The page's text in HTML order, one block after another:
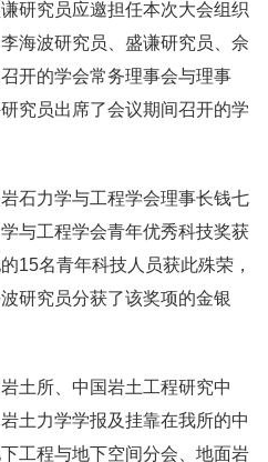
研究员应邀担任本次大会组织
海波研究员、盛谦研究员、佘
开的学会常务理事会与理事
究员出席了会议期间召开的学
力学与工程学会理事长钱七
与工程学会青年优秀科技奖获
15名青年科技人员获此殊荣，
研究员分获了该奖项的金银
所、中国岩土工程研究中
土力学学报及挂靠在我所的中
工程与地下空间分会、地面岩